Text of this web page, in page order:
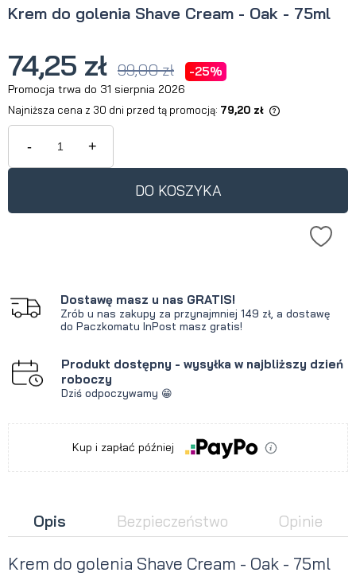
Krem do golenia Shave Cream - Oak - 75ml
74,25 zł 99,00 zł -25%
Promocja trwa do 31 sierpnia 2026
Najniższa cena z 30 dni przed tą promocją: 79,20 zł
Jeżeli produkt jest sprzedawany
krócej niż 30 dni, wyświetlana jest
produkt pojawił się w sprzedaży.
- +
DO KOSZYKA
Dostawę masz u nas GRATIS!
Zrób u nas zakupy za przynajmniej 149 zł, a dostawę
do Paczkomatu InPost masz gratis!
Produkt dostępny - wysyłka w najbliższy dzień
roboczy
Dziś odpoczywamy 😁
Kup i zapłać później
Opis Bezpieczeństwo Opinie
Krem do golenia Shave Cream - Oak - 75ml